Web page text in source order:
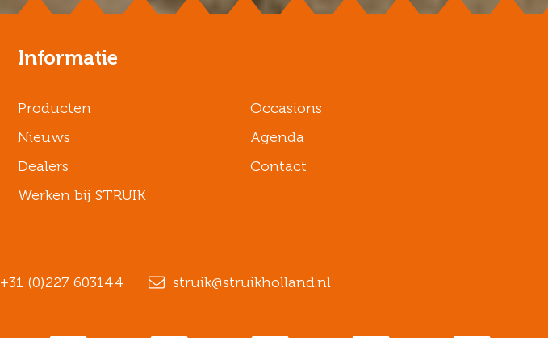
Informatie
Producten
Occasions
Nieuws
Agenda
Dealers
Contact
Werken bij STRUIK
+31 (0)227 603144 struik@struikholland.nl